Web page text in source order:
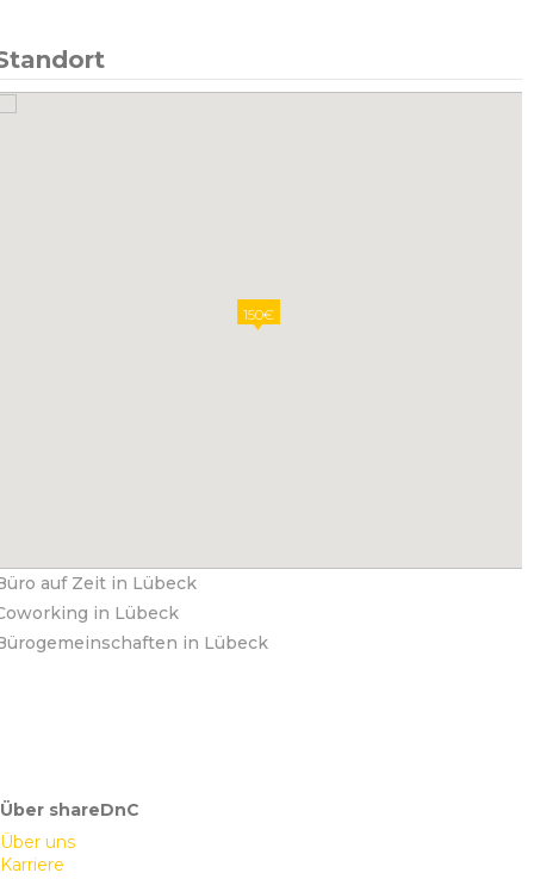
150€
auf Zeit in Lübeck
in Lübeck
in Lübeck
Über shareDnC
Über uns
Karriere